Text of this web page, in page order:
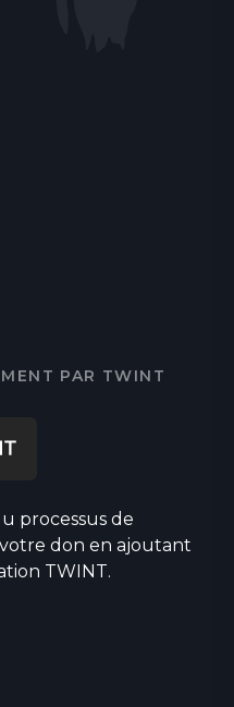
PAR TWINT
processus de
don en ajoutant
TWINT.